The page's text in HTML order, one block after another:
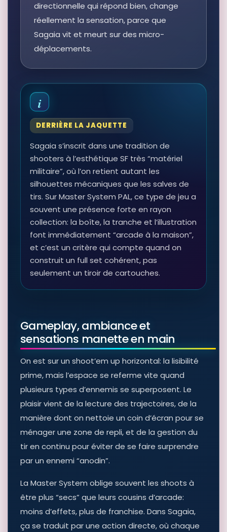
directionnelle qui répond bien, change
réellement la sensation, parce que
Sagaia vit et meurt sur des micro-
déplacements.
DERRIÈRE LA JAQUETTE
Sagaia s’inscrit dans une tradition de
shooters à l’esthétique SF très “matériel
militaire”, où l’on retient autant les
silhouettes mécaniques que les salves de
tirs. Sur Master System PAL, ce type de jeu a
souvent une présence forte en rayon
collection: la boîte, la tranche et l’illustration
font immédiatement “arcade à la maison”,
et c’est un critère qui compte quand on
construit un full set cohérent, pas
seulement un tiroir de cartouches.
Gameplay, ambiance et
sensations manette en main
On est sur un shoot’em up horizontal: la lisibilité
prime, mais l’espace se referme vite quand
plusieurs types d’ennemis se superposent. Le
plaisir vient de la lecture des trajectoires, de la
manière dont on nettoie un coin d’écran pour se
ménager une zone de repli, et de la gestion du
tir en continu pour éviter de se faire surprendre
par un ennemi “anodin”.
La Master System oblige souvent les shoots à
être plus “secs” que leurs cousins d’arcade:
moins d’effets, plus de franchise. Dans Sagaia,
ça se traduit par une action directe, où chaque